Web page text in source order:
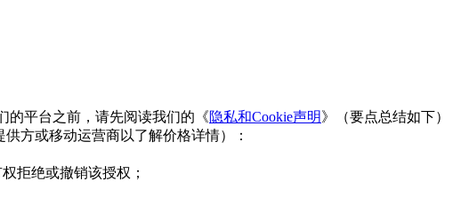
的平台之前，请先阅读我们的《隐私和Cookie声明》（要点总结如下）
方或移动运营商以了解价格详情）：
拒绝或撤销该授权；